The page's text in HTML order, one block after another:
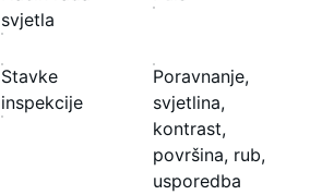
svjetla
Stavke
inspekcije
Poravnanje,
svjetlina,
kontrast,
površina, rub,
usporedba